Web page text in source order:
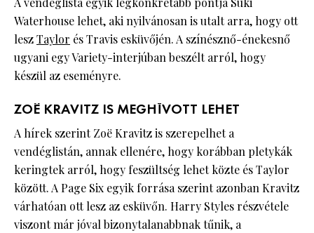
Waterhouse lehet, aki nyilvánosan is utalt arra, hogy ott
leszTaylor és Travis esküvőjén. A színésznő-énekesnő
ugyani egy Variety-interjúban beszélt arról, hogy
készül az eseményre.
ZOË KRAVITZ IS MEGHÍVOTT LEHET
A hírek szerint Zoë Kravitz is szerepelhet a
vendéglistán, annak ellenére, hogy korábban pletykák
keringtek arról, hogy feszültség lehet közte és Taylor
között. A Page Six egyik forrása szerint azonban Kravitz
várhatóan ott lesz az esküvőn. Harry Styles részvétele
viszont már jóval bizonytalanabbnak tűnik, a